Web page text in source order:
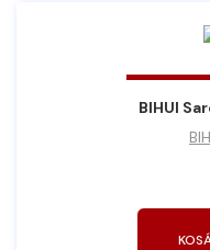
BIHUI